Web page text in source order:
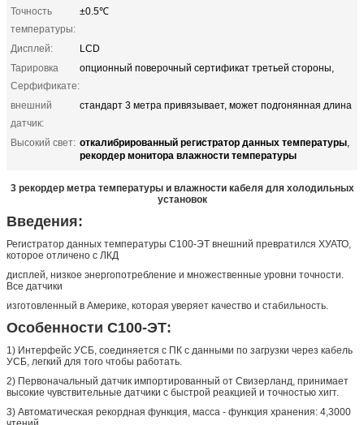
Точность
температуры:
±0.5℃
Дисплей:
LCD
Тарировка
Серфификате:
опционный поверочный сертификат третьей стороны,
внешний
датчик:
стандарт 3 метра привязывает, может подгонянная длина
Высокий свет: откалибрированный регистратор данных температуры,
рекордер монитора влажности температуры
3 рекордер метра температуры и влажности кабеля для холодильных
установок
Введения:
Регистратор данных температуры С100-ЭТ внешний превратился ХУАТО,
которое отличено с ЛКД
дисплей, низкое энергопотребление и множественные уровни точности.
Все датчики
изготовленный в Америке, которая уверяет качество и стабильность.
Особенности С100-ЭТ:
1) Интерфейс УСБ, соединяется с ПК с данными по загрузки через кабель
УСБ, легкий для того чтобы работать.
2) Первоначальный датчик импортированный от Свизерланд, принимает
высокие чувствительные датчики с быстрой реакцией и точностью хигт.
3) Автоматическая рекордная функция, масса - функция хранения: 4,3000